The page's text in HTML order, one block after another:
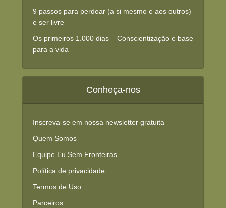
9 passos para perdoar (a si mesmo e aos outros)
e ser livre
Os primeiros 1.000 dias – Conscientização e base
para a vida
Conheça-nos
Inscreva-se em nossa newsletter gratuita
Quem Somos
Equipe Eu Sem Fronteiras
Política de privacidade
Termos de Uso
Parceiros